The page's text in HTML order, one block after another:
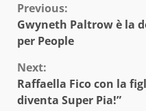
Continue
Reading
Previous:
Gwyneth Paltrow è la
per People
Next:
Raffaella Fico con la
diventa Super Pia!”